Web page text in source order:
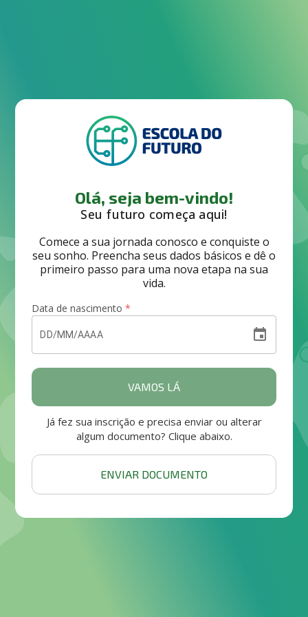
Olá, seja bem-vindo!
Seu futuro começa aqui!
Comece a sua jornada conosco e conquiste o
seu sonho. Preencha seus dados básicos e dê o
primeiro passo para uma nova etapa na sua
vida.
Data de nascimento *
event
VAMOS LÁ
Já fez sua inscrição e precisa enviar ou alterar
algum documento? Clique abaixo.
ENVIAR DOCUMENTO